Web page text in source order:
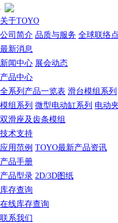
关于TOYO
公司简介 品质与服务 全球联络点
最新消息
新闻中心 展会动态
产品中心
全系列产品一览表 滑台模组系列
模组系列 微型电动缸系列 电动
双滑座及齿条模组
技术支持
应用范例 TOYO最新产品资讯
产品手册
产品型录 2D/3D图纸
库存查询
在线库存查询
联系我们